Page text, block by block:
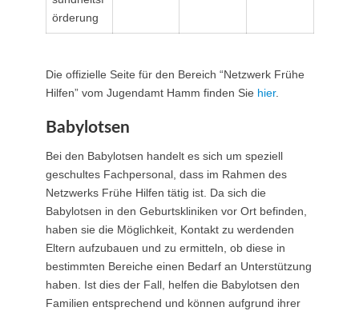
örderung
Die offizielle Seite für den Bereich “Netzwerk Frühe
Hilfen” vom Jugendamt Hamm finden Sie hier.
Babylotsen
Bei den Babylotsen handelt es sich um speziell
geschultes Fachpersonal, dass im Rahmen des
Netzwerks Frühe Hilfen tätig ist. Da sich die
Babylotsen in den Geburtskliniken vor Ort befinden,
haben sie die Möglichkeit, Kontakt zu werdenden
Eltern aufzubauen und zu ermitteln, ob diese in
bestimmten Bereiche einen Bedarf an Unterstützung
haben. Ist dies der Fall, helfen die Babylotsen den
Familien entsprechend und können aufgrund ihrer